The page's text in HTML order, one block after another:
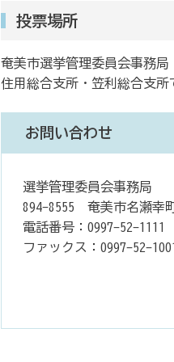
投票場所
奄美市選挙管理委員会事務局
住用総合支所・笠利総合支所
お問い合わせ
選挙管理委員会事務局
894-8555 奄美市名瀬幸
電話番号：0997-52-1111
ファックス：0997-52-1001